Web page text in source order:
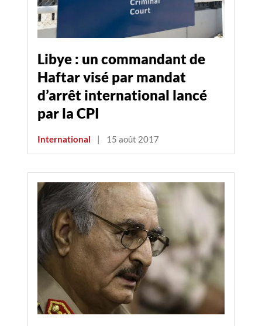
Libye : un commandant de
Haftar visé par mandat
d’arrêt international lancé
par la CPI
International | 15 août 2017